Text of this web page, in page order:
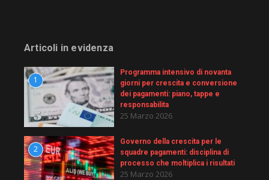
Articoli in evidenza
1
Programma intensivo di novanta
giorni per crescita e conversione
dei pagamenti: piano, tappe e
responsabilita
25 Marzo 2026
2
Governo della crescita per le
squadre pagamenti: disciplina di
processo che moltiplica i risultati
25 Marzo 2026